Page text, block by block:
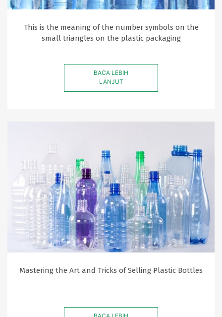
This is the meaning of the number symbols on the
small triangles on the plastic packaging
BACA LEBIH
LANJUT
Mastering the Art and Tricks of Selling Plastic Bottles